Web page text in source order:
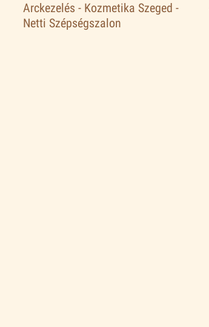
Arckezelés - Kozmetika Szeged -
Netti Szépségszalon